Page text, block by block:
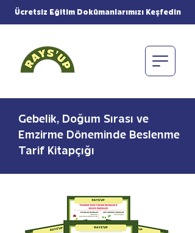
Ücretsiz Eğitim Dokümanlarımızı Keşfedin
Gebelik, Doğum Sırası ve
Emzirme Döneminde Beslenme
Tarif Kitapçığı